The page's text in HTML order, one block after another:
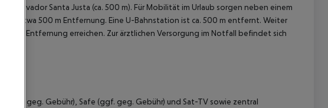
Elevador Santa Justa (ca. 500 m). Für Mobilität im Urlaub sorgen neben einem
in etwa 500 m Entfernung. Eine U-Bahnstation ist ca. 500 m entfernt. Weiter
m Entfernung erreichen. Zur ärztlichen Versorgung im Notfall befindet sich
(ggf. geg. Gebühr), Safe (ggf. geg. Gebühr) und Sat-TV sowie zentral